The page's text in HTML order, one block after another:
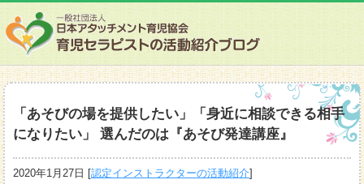
「あそびの場を提供したい」「身近に相談できる相手
になりたい」 選んだのは『あそび発達講座』
2020年1月27日 [認定インストラクターの活動紹介]